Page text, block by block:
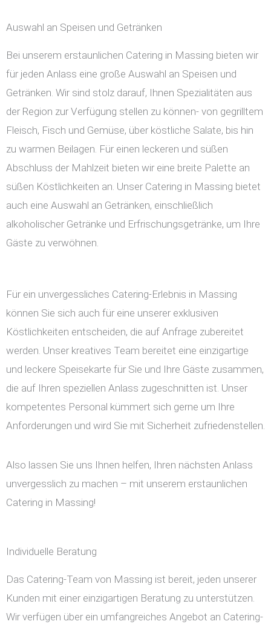
Auswahl an Speisen und Getränken
Bei unserem erstaunlichen Catering in Massing bieten wir
für jeden Anlass eine große Auswahl an Speisen und
Getränken. Wir sind stolz darauf, Ihnen Spezialitäten aus
der Region zur Verfügung stellen zu können- von gegrilltem
Fleisch, Fisch und Gemüse, über köstliche Salate, bis hin
zu warmen Beilagen. Für einen leckeren und süßen
Abschluss der Mahlzeit bieten wir eine breite Palette an
süßen Köstlichkeiten an. Unser Catering in Massing bietet
auch eine Auswahl an Getränken, einschließlich
alkoholischer Getränke und Erfrischungsgetränke, um Ihre
Gäste zu verwöhnen.
Für ein unvergessliches Catering-Erlebnis in Massing
können Sie sich auch für eine unserer exklusiven
Köstlichkeiten entscheiden, die auf Anfrage zubereitet
werden. Unser kreatives Team bereitet eine einzigartige
und leckere Speisekarte für Sie und Ihre Gäste zusammen,
die auf Ihren speziellen Anlass zugeschnitten ist. Unser
kompetentes Personal kümmert sich gerne um Ihre
Anforderungen und wird Sie mit Sicherheit zufriedenstellen.
Also lassen Sie uns Ihnen helfen, Ihren nächsten Anlass
unvergesslich zu machen – mit unserem erstaunlichen
Catering in Massing!
Individuelle Beratung
Das Catering-Team von Massing ist bereit, jeden unserer
Kunden mit einer einzigartigen Beratung zu unterstützen.
Wir verfügen über ein umfangreiches Angebot an Catering-